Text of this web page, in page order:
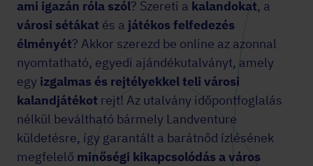
ami igazán róla szól? Szereti a kalandokat, a
városi sétákat és a játékos felfedezés
élményét? Akkor szerezd be online az azonnal
nyomtatható, egyedi ajándékutalványt, amely
egy izgalmas és rejtélyekkel teli városi
kalandjátékot rejt! Az utalvány időpontfoglalás
nélkül beváltható bármely Landventure
küldetésre, így garantált a barátnőd ízlésének
megfelelő minőségi kikapcsolódás a város